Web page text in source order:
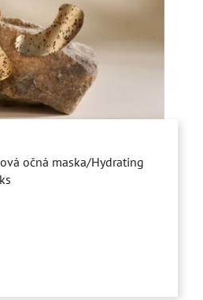
očná maska/Hydrating